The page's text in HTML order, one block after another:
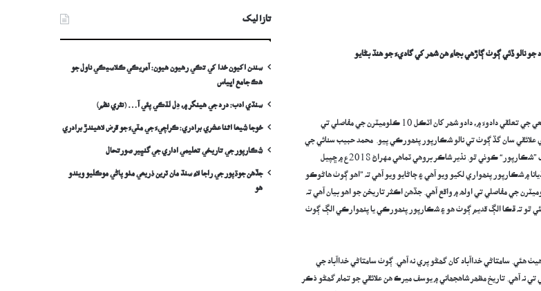
شڪارپور پنھورڪي يا شڪارپور پنھوارڪي مغل دور ۾ پنھورن جو ڳوٺ ۽ علائقو هو جيڪو موجوده دادو ضلعي جي تعلقي دادوءَ ۾، دادو شھر کان اٽڪل 10 ڪلوميٽرن جي مفاصلي تي
علائقي سان گڏ ڳوٺ تي نالو شڪارپور پنھورڪي پيو. محمد حبيب سنائي جي
2008ع ۾ ڇپيل ڪتاب “هالا جا رنگ هزار“ ۾ غلام محمد لاکو پنھنجي مضمون ۾ هن ڳوٺ کي شھر لکي ٿو ۽ صرف ”شڪارپور“ ڪوٺي ٿو. نذير شاڪر بروهي ٽماهي مهراڻ 2018ع ۾ ڇپيل
۾ شڪارپور پنھواري لکيو ويو آهي ۽ ڄاڻايو ويو آهي تہ ”اهو ڳوٺ هاڻوڪو
متضاد بيان لڳي ٿو ڇاڪاڻ تہ ڦڪا ڳوٺ هاڻ بہ موجود آهي ۽ خداآباد جي اولھ ۾ اٽڪل 4 يا 5 ڪلوميٽرن جي مفاصلي تي اولھ ۾ واقع آهي. جڏهن اڪثر تاريخن جو اهو بيان آهي تہ
ٿو تہ ڦڪا الڳ قديم ڳوٺ هو ۽ شڪارپور پنھورڪي يا پنھوارڪي الڳ ڳوٺ
هيٺ هئي. سامتاڻي خداآباد کان گھڻو پري نه آهي. ڳوٺ سامتاڻي خداآباد جي
تي نہ آهي. تاريخ مظھر شاهجھاني ۾ يوسف ميرڪ هن علائقي جو تمام گھڻو ذڪر
تازا ليک
سندن اکيون خدا کي تڪي رهيون هيون: آمريڪي ڪلاسيڪي ناول جو
هڪ جامع اڀياس
سنڌي ادب: درد جي ھينگر ۾، دِل لٽڪي پئي آ… (نثري نظم)
خوجا شيعا اثنا عشري برادري: ڪراچيءَ جي مٽيءَ جو قرض لاھيندڙ برادري
شڪارپور جي تاريخي تعليمي اداري جي گنڀير صورتحال
جڏهن جوڌپور جي راجا لاءِ سنڌ مان ٽرين ذريعي مٺو پاڻي موڪليو ويندو
ھو